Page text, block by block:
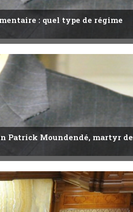
: quel type de régime
Patrick Moundendé, martyr de